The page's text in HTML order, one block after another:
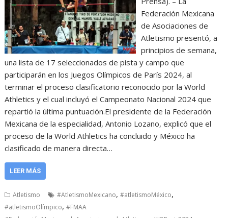
Federación Mexicana
de Asociaciones de
Atletismo presentó, a
principios de semana,
una lista de 17 seleccionados de pista y campo que
participarán en los Juegos Olímpicos de París 2024, al
terminar el proceso clasificatorio reconocido por la World
Athletics y el cual incluyó el Campeonato Nacional 2024 que
repartió la última puntuación.El presidente de la Federación
Mexicana de la especialidad, Antonio Lozano, explicó que el
proceso de la World Athletics ha concluido y México ha
clasificado de manera directa…
LEER MÁS
Atletismo #AtletismoMexicano,#atletismoMéxico,
#atletismoOlímpico,#FMAA